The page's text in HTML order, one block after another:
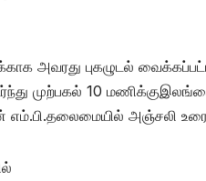
அவரது புகழுடல்
முற்பகல் 10
எம்.பி.தலைமையில் அஞ்சலி